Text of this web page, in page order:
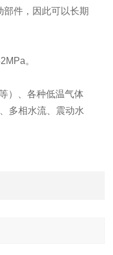
件，因此可以长期
。
）、各种低温气体
多相水流、震动水